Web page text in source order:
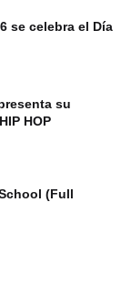
se celebra el Día
su
HOP
(Full